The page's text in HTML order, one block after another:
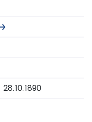
28. 10. 1890